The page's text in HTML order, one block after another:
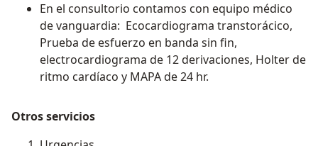
En el consultorio contamos con equipo médico
de vanguardia: Ecocardiograma transtorácico,
Prueba de esfuerzo en banda sin fin,
electrocardiograma de 12 derivaciones, Holter de
ritmo cardíaco y MAPA de 24 hr.
Otros servicios